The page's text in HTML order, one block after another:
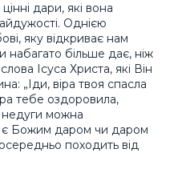
дари, які вона
Однією
яку відкриває нам
набагато більше дає, ніж
Ісуса Христа, які Він
„Іди, віра твоя спасла
тебе оздоровила,
недуги можна
є Божим даром чи даром
походить від